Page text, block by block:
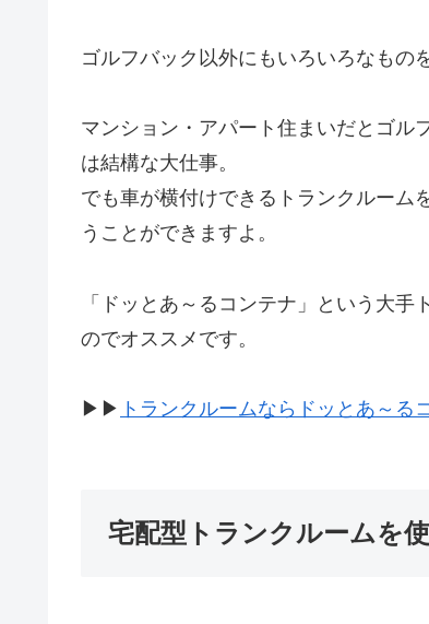
ゴルフバック以外にもいろいろなもの
マンション・アパート住まいだとゴル
は結構な大仕事。
でも車が横付けできるトランクルーム
うことができますよ。
「ドッとあ～るコンテナ」という大
のでオススメです。
▶︎▶︎ トランクルームならドッとあ～る
宅配型トランクルームを